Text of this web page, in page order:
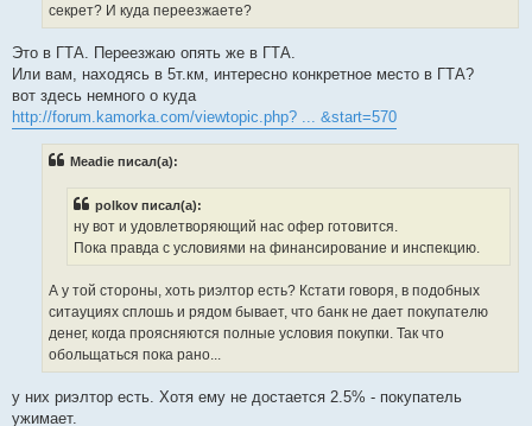
секрет? И куда переезжаете?
Это в ГТА. Переезжаю опять же в ГТА.
Или вам, находясь в 5т.км, интересно конкретное место в ГТА?
вот здесь немного о куда
http://forum.kamorka.com/viewtopic.php? ... &start=570
Meadie писал(а):
polkov писал(а):
ну вот и удовлетворяющий нас офер готовится.
Пока правда с условиями на финансирование и инспекцию.
А у той стороны, хоть риэлтор есть? Кстати говоря, в подобных
ситауциях сплошь и рядом бывает, что банк не дает покупателю
денег, когда проясняются полные условия покупки. Так что
обольщаться пока рано...
у них риэлтор есть. Хотя ему не достается 2.5% - покупатель
ужимает.